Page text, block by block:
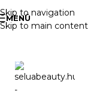
Skip to navigation
Skip to main content
MENÜ
Kezdőlap» Türkiz kék